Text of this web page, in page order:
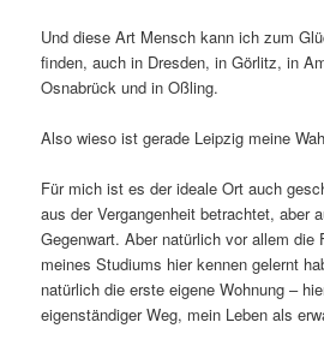
Und diese Art Mensch kann ich zum
finden, auch in Dresden, in Görlitz, in
Osnabrück und in Oßling.
Also wieso ist gerade Leipzig meine
Für mich ist es der ideale Ort auch
aus der Vergangenheit betrachtet, aber
Gegenwart. Aber natürlich vor allem die
meines Studiums hier kennen gelernt
natürlich die erste eigene Wohnung –
eigenständiger Weg, mein Leben als